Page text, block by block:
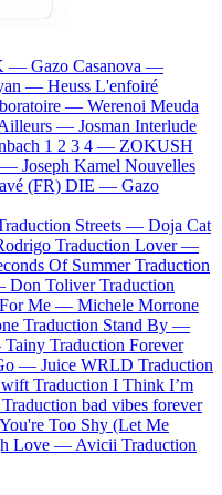
— Gazo Casanova —
— Heuss L'enfoiré
— Werenoi Meuda
— Josman Interlude
1 2 3 4 — ZOKUSH
— Joseph Kamel Nouvelles
(FR) DIE — Gazo
Streets — Doja Cat
Traduction Lover —
Of Summer Traduction
Don Toliver Traduction
For Me — Michele Morrone
Traduction Stand By —
Tainy Traduction Forever
— Juice WRLD Traduction
Traduction I Think I’m
Traduction bad vibes forever
Too Shy (Let Me
Love — Avicii Traduction